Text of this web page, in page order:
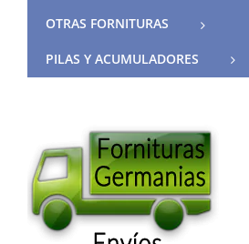
OTRAS FORNITURAS
PILAS Y ACUMULADORES